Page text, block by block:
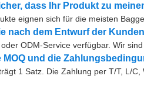
dass Ihr Produkt zu
eignen sich für die meisten
nach dem Entwurf der
ODM-Service verfügbar. Wir
MOQ und die
1 Satz. Die Zahlung per T/T, L/